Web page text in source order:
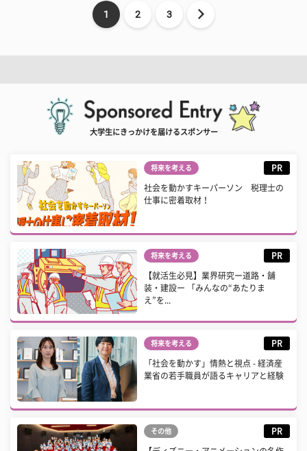
1 2 3
大学生にきっかけを届けるスポンサー
将来を考える PR
社会を動かすキーパーソン 税理士の
仕事に密着取材！
将来を考える PR
【就活生必見】業界研究ー道路・舗
装・建設ー 「みんなの“あたりま
え”を...
将来を考える PR
「社会を動かす」情熱と視点 - 経済産
業省の若手職員が語るキャリアと経験
その他 PR